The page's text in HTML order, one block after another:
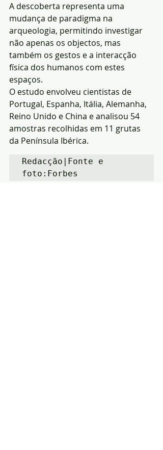
A descoberta representa uma
mudança de paradigma na
arqueologia, permitindo investigar
não apenas os objectos, mas
também os gestos e a interacção
física dos humanos com estes
espaços.
O estudo envolveu cientistas de
Portugal, Espanha, Itália, Alemanha,
Reino Unido e China e analisou 54
amostras recolhidas em 11 grutas
da Península Ibérica.
Redacção|Fonte e
foto:Forbes